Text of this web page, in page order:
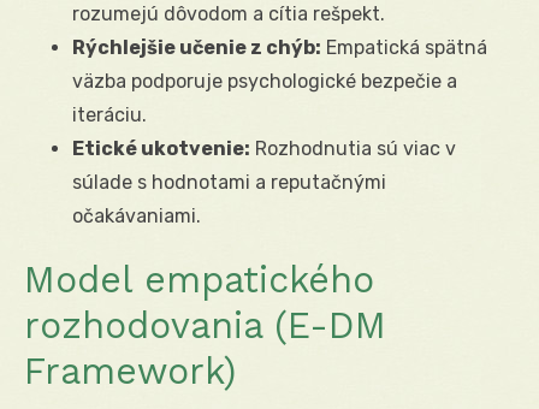
rozumejú dôvodom a cítia rešpekt.
Rýchlejšie učenie z chýb: Empatická spätná
väzba podporuje psychologické bezpečie a
iteráciu.
Etické ukotvenie: Rozhodnutia sú viac v
súlade s hodnotami a reputačnými
očakávaniami.
Model empatického
rozhodovania (E-DM
Framework)